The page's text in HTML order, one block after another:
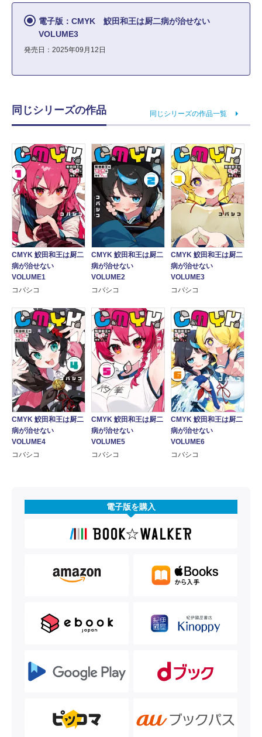
電子版：CMYK 鮫田和王は厨二病が治せない
VOLUME3
発売日：2025年09月12日
同じシリーズの作品 同じシリーズの作品一覧
CMYK 鮫田和王は厨二
病が治せない
VOLUME1
コバシコ
CMYK 鮫田和王は厨二
病が治せない
VOLUME2
コバシコ
CMYK 鮫田和王は厨二
病が治せない
VOLUME3
コバシコ
CMYK 鮫田和王は厨二
病が治せない
VOLUME4
コバシコ
CMYK 鮫田和王は厨二
病が治せない
VOLUME5
コバシコ
CMYK 鮫田和王は厨二
病が治せない
VOLUME6
コバシコ
電子版を購入